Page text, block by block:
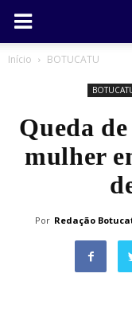
Início BOTUCATU
Queda
mulher
Por Redação